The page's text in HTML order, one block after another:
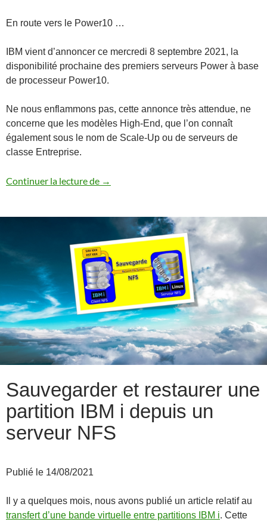
En route vers le Power10 …
IBM vient d’annoncer ce mercredi 8 septembre 2021, la
disponibilité prochaine des premiers serveurs Power à base
de processeur Power10.
Ne nous enflammons pas, cette annonce très attendue, ne
concerne que les modèles High-End, que l’on connaît
également sous le nom de Scale-Up ou de serveurs de
classe Entreprise.
Continuer la lecture de Annonce des serveurs Power10
→
Sauvegarder et restaurer une
partition IBM i depuis un
serveur NFS
Publié le 14/08/2021
Il y a quelques mois, nous avons publié un article relatif au
transfert d’une bande virtuelle entre partitions IBM i. Cette